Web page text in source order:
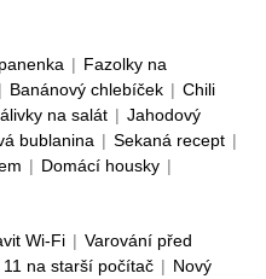
| Fazolky na
| Banánový chlebíček | Chili
na salát | Jahodový
bublanina | Sekaná recept |
| Domácí housky |
Wi-Fi | Varování před
na starší počítač | Nový